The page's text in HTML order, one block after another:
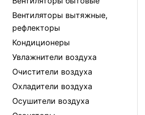
Вентиляторы вытяжные,
рефлекторы
Кондиционеры
Увлажнители воздуха
Очистители воздуха
Охладители воздуха
Осушители воздуха